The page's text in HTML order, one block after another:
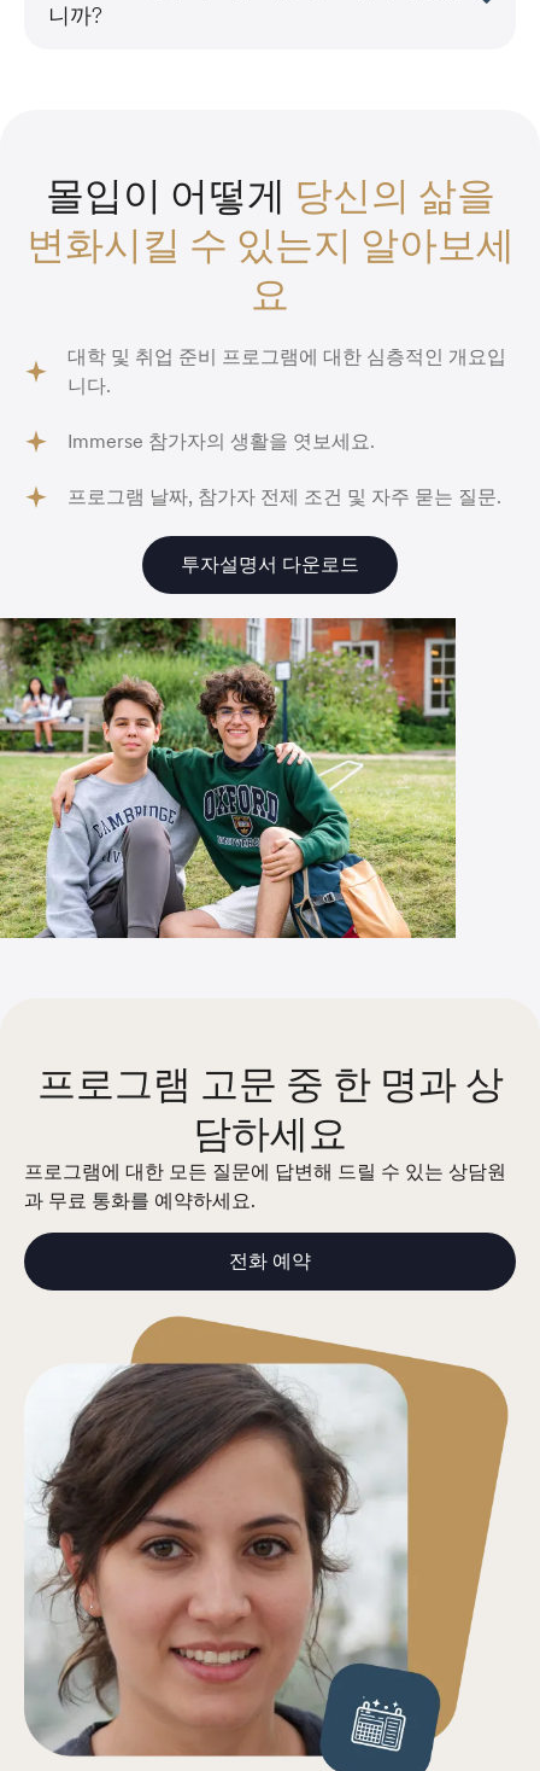
니까?
몰입이 어떻게 당신의 삶을
변화시킬 수 있는지 알아보세
요
대학 및 취업 준비 프로그램에 대한 심층적인 개요입
니다.
Immerse 참가자의 생활을 엿보세요.
프로그램 날짜, 참가자 전제 조건 및 자주 묻는 질문.
투자설명서 다운로드
프로그램 고문 중 한 명과 상
담하세요
프로그램에 대한 모든 질문에 답변해 드릴 수 있는 상담원
과 무료 통화를 예약하세요.
전화 예약